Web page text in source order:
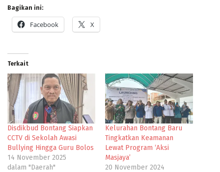
Bagikan ini:
Facebook X
Terkait
Disdikbud Bontang Siapkan
CCTV di Sekolah Awasi
Bullying Hingga Guru Bolos
14 November 2025
dalam "Daerah"
Kelurahan Bontang Baru
Tingkatkan Keamanan
Lewat Program ‘Aksi
Masjaya’
20 November 2024